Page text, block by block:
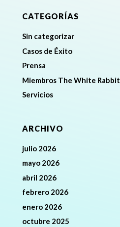
CATEGORÍAS
Sin categorizar
Casos de Éxito
Prensa
Miembros The White Rabbit
Servicios
ARCHIVO
julio 2026
mayo 2026
abril 2026
febrero 2026
enero 2026
octubre 2025